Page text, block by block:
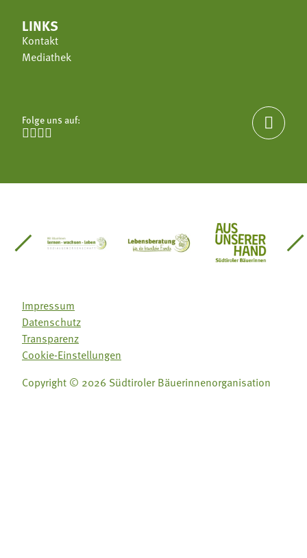
LINKS
Kontakt
Mediathek
Folge uns auf:


Südtirol
Gärtnervereinigung
Sozialgenossenschaft Mit Bäuerinnen lernen -
Lebensberatung für dieAus unserer
Impressum
Datenschutz
Transparenz
Cookie-Einstellungen
Copyright © 2026 Südtiroler Bäuerinnenorganisation